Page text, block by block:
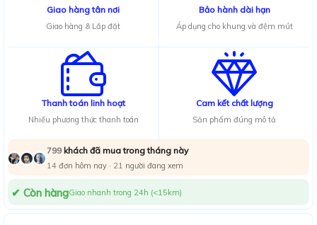
Giao hàng tân nơi
Giao hàng & Lắp đặt
Bảo hành dài hạn
Áp dụng cho khung và đệm mút
Thanh toán linh hoạt
Nhiều phương thức thanh toán
Cam kết chất lượng
Sản phẩm đúng mô tả
799khách đã mua trong tháng này
14 đơn hôm nay · 19 người đang xem
✔ Còn hàngGiao nhanh trong 24h (<15km)